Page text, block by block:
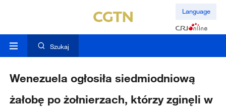
Language
Szukaj
Wenezuela ogłosiła siedmiodniową
żałobę po żołnierzach, którzy zginęli w